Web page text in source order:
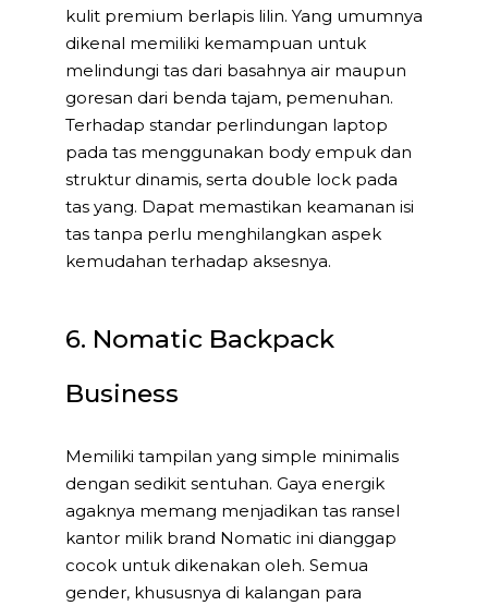
kulit premium berlapis lilin. Yang umumnya
dikenal memiliki kemampuan untuk
melindungi tas dari basahnya air maupun
goresan dari benda tajam, pemenuhan.
Terhadap standar perlindungan laptop
pada tas menggunakan body empuk dan
struktur dinamis, serta double lock pada
tas yang. Dapat memastikan keamanan isi
tas tanpa perlu menghilangkan aspek
kemudahan terhadap aksesnya.
6. Nomatic Backpack
Business
Memiliki tampilan yang simple minimalis
dengan sedikit sentuhan. Gaya energik
agaknya memang menjadikan tas ransel
kantor milik brand Nomatic ini dianggap
cocok untuk dikenakan oleh. Semua
gender, khususnya di kalangan para